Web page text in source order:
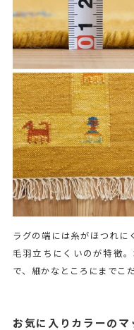
ラグの端には糸がほつれに
毛羽立ちにくいのが特徴
で、細かなところにまでこ
お気に入りカラーの